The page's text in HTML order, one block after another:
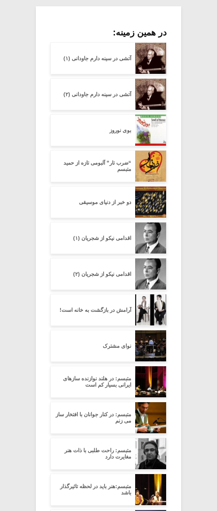
در همین زمینه:
آتشی در سینه دارم جاودانی (۱)
آتشی در سینه دارم جاودانی (۲)
بوی نوروز
“ضرب تار” آلبومی تازه از حمید
متبسم
دو خبر از دنیای موسیقی
اقدامی نیکو از شجریان (۱)
اقدامی نیکو از شجریان (۲)
آرامش در بازگشت به خانه است!
نوای مشترک
متبسم: در هلند نوازنده سازهای
ایرانی بسیار کم است
متبسم: در کنار جوانان با افتخار ساز
می زنم
متبسم: راحت طلبی با ذات هنر
مغایرت دارد
متبسم:هنر باید در لحظه تاثیرگذار
باشد